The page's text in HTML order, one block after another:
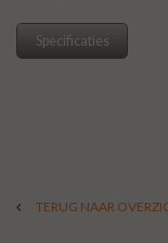
Specificaties
TERUG NAAR